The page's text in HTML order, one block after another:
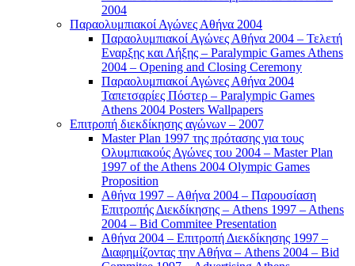
2004
Παραολυμπιακοί Αγώνες Αθήνα 2004
Παραολυμπιακοί Αγώνες Αθήνα 2004 – Τελετή
Εναρξης και Λήξης – Paralympic Games Athens
2004 – Opening and Closing Ceremony
Παραολυμπιακοί Αγώνες Αθήνα 2004
Ταπετσαρίες Πόστερ – Paralympic Games
Athens 2004 Posters Wallpapers
Επιτροπή διεκδίκησης αγώνων – 2007
Master Plan 1997 της πρότασης για τους
Ολυμπιακούς Αγώνες του 2004 – Master Plan
1997 of the Athens 2004 Olympic Games
Proposition
Αθήνα 1997 – Αθήνα 2004 – Παρουσίαση
Επιτροπής Διεκδίκησης – Athens 1997 – Athens
2004 – Bid Commitee Presentation
Αθήνα 2004 – Επιτροπή Διεκδίκησης 1997 –
Διαφημίζοντας την Αθήνα – Athens 2004 – Bid